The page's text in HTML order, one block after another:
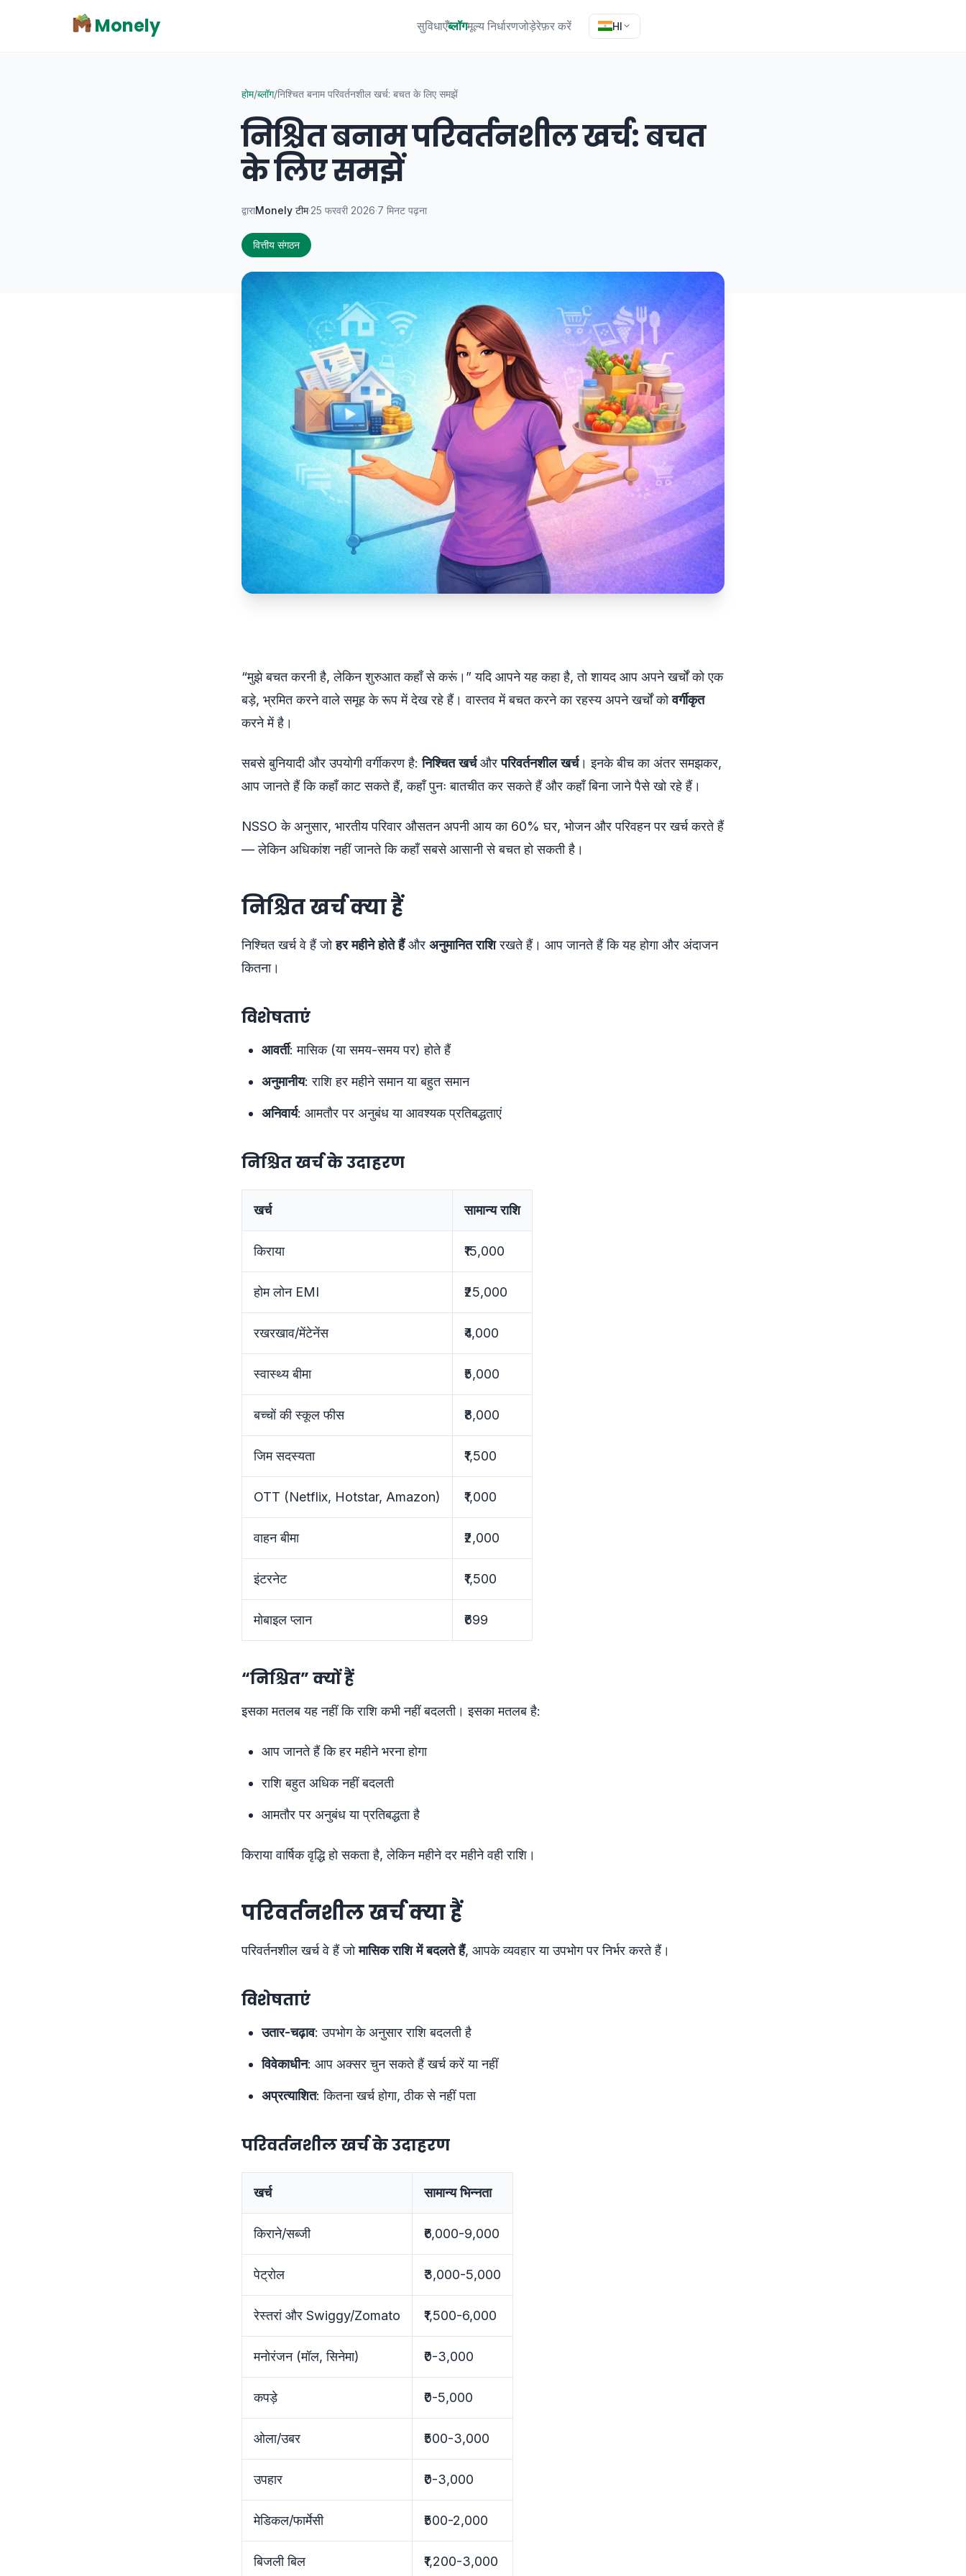
Monely सुविधाएँब्लॉगमूल्य निर्धारणजोड़ेरेफ़र करें HI
होम/ब्लॉग/निश्चित बनाम परिवर्तनशील खर्च: बचत के लिए समझें
निश्चित बनाम परिवर्तनशील खर्च: बचत
के लिए समझें
द्वाराMonely टीम·25 फरवरी 2026·7 मिनट पढ़ना
वित्तीय संगठन
“मुझे बचत करनी है, लेकिन शुरुआत कहाँ से करूं।” यदि आपने यह कहा है, तो शायद आप अपने खर्चों को एक
बड़े, भ्रमित करने वाले समूह के रूप में देख रहे हैं। वास्तव में बचत करने का रहस्य अपने खर्चों कोवर्गीकृत
करने में है।
सबसे बुनियादी और उपयोगी वर्गीकरण है:निश्चित खर्चऔरपरिवर्तनशील खर्च। इनके बीच का अंतर समझकर,
आप जानते हैं कि कहाँ काट सकते हैं, कहाँ पुनः बातचीत कर सकते हैं और कहाँ बिना जाने पैसे खो रहे हैं।
NSSO के अनुसार, भारतीय परिवार औसतन अपनी आय का 60% घर, भोजन और परिवहन पर खर्च करते हैं
— लेकिन अधिकांश नहीं जानते कि कहाँ सबसे आसानी से बचत हो सकती है।
निश्चित खर्च क्या हैं
निश्चित खर्च वे हैं जोहर महीने होते हैंऔर अनुमानित राशिरखते हैं। आप जानते हैं कि यह होगा और अंदाजन
कितना।
विशेषताएं
आवर्ती: मासिक (या समय-समय पर) होते हैं
अनुमानीय: राशि हर महीने समान या बहुत समान
अनिवार्य: आमतौर पर अनुबंध या आवश्यक प्रतिबद्धताएं
निश्चित खर्च के उदाहरण
खर्च सामान्य राशि
किराया ₹15,000
होम लोन EMI ₹25,000
रखरखाव/मेंटेनेंस ₹4,000
स्वास्थ्य बीमा ₹5,000
बच्चों की स्कूल फीस ₹8,000
जिम सदस्यता ₹1,500
OTT (Netflix, Hotstar, Amazon) ₹1,000
वाहन बीमा ₹2,000
इंटरनेट ₹1,500
मोबाइल प्लान ₹699
“निश्चित” क्यों हैं
इसका मतलब यह नहीं कि राशि कभी नहीं बदलती। इसका मतलब है:
आप जानते हैं कि हर महीने भरना होगा
राशि बहुत अधिक नहीं बदलती
आमतौर पर अनुबंध या प्रतिबद्धता है
किराया वार्षिक वृद्धि हो सकता है, लेकिन महीने दर महीने वही राशि।
परिवर्तनशील खर्च क्या हैं
परिवर्तनशील खर्च वे हैं जोमासिक राशि में बदलते हैं, आपके व्यवहार या उपभोग पर निर्भर करते हैं।
विशेषताएं
उतार-चढ़ाव: उपभोग के अनुसार राशि बदलती है
विवेकाधीन: आप अक्सर चुन सकते हैं खर्च करें या नहीं
अप्रत्याशित: कितना खर्च होगा, ठीक से नहीं पता
परिवर्तनशील खर्च के उदाहरण
खर्च सामान्य भिन्नता
किराने/सब्जी ₹6,000-9,000
पेट्रोल ₹3,000-5,000
रेस्तरां और Swiggy/Zomato ₹1,500-6,000
मनोरंजन (मॉल, सिनेमा) ₹0-3,000
कपड़े ₹0-5,000
ओला/उबर ₹500-3,000
उपहार ₹0-3,000
मेडिकल/फार्मेसी ₹500-2,000
बिजली बिल ₹1,200-3,000